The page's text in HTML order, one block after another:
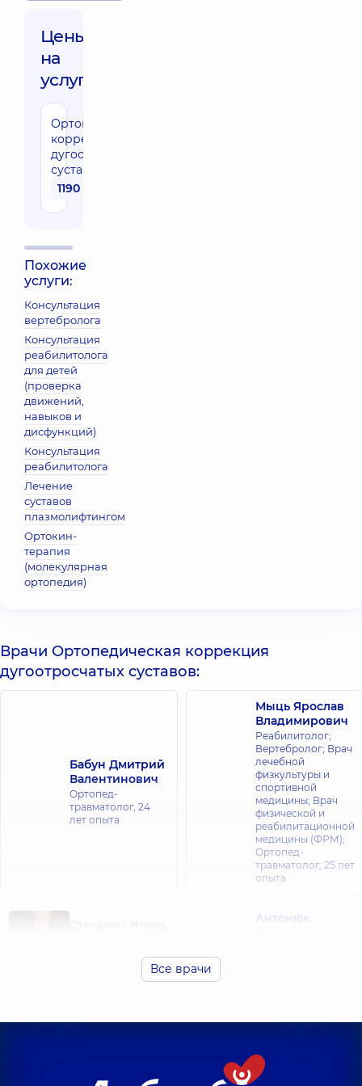
Цены
на
услуги:
Ортопедическая
коррекция
дугоотросчатых
суставов
1190 грн
Похожие
услуги:
Консультация
вертебролога
Консультация
реабилитолога
для детей
(проверка
движений,
навыков и
дисфункций)
Консультация
реабилитолога
Лечение
суставов
плазмолифтингом
Ортокин-
терапия
(молекулярная
ортопедия)
Врачи Ортопедическая коррекция
дугоотросчатых суставов:
Бабун Дмитрий
Валентинович
Ортопед-
травматолог, 24
лет опыта
Мыць Ярослав
Владимирович
Реабилитолог;
Вертебролог; Врач
лечебной
физкультуры и
спортивной
медицины; Врач
физической и
реабилитационной
медицины (ФРМ);
Ортопед-
травматолог, 25 лет
опыта
Вертебролог; Врач
реабилитационной
травматолог;
Антонюк
лет опыта
Все врачи